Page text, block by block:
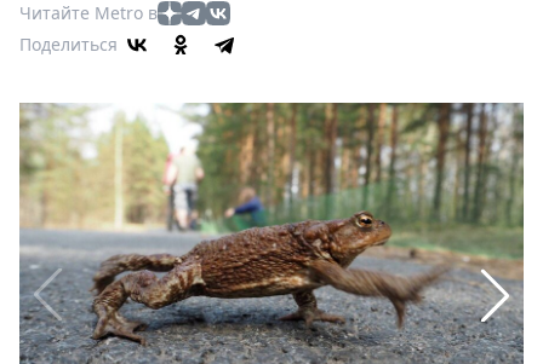
Театр
Кино
Книги
Выставки
Пресс-
релизы
О
Metro
Стримы
Спецпроекты
Читайте Metro в
Поделиться